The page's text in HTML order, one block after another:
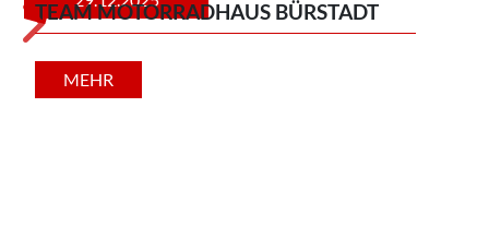
TEAM MOTORRADHAUS BÜRSTADT
MEHR